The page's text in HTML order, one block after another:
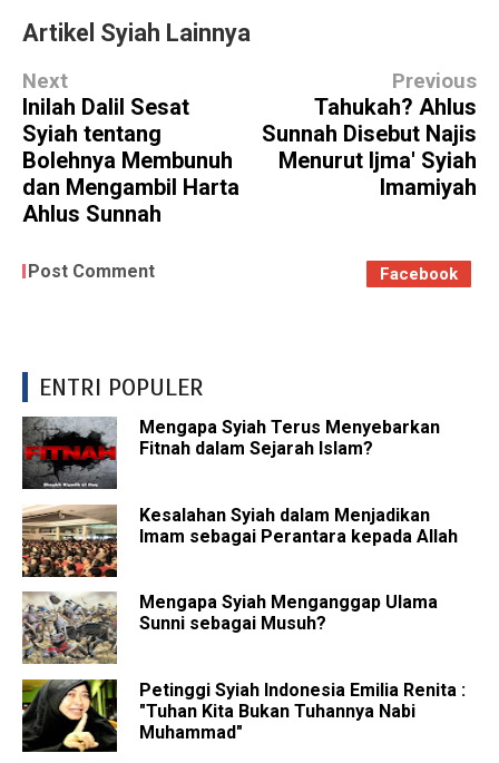
Artikel Syiah Lainnya
Next
Inilah Dalil Sesat
Syiah tentang
Bolehnya Membunuh
dan Mengambil Harta
Ahlus Sunnah
Previous
Tahukah? Ahlus
Sunnah Disebut Najis
Menurut Ijma' Syiah
Imamiyah
Post Comment Facebook
ENTRI POPULER
Mengapa Syiah Terus Menyebarkan
Fitnah dalam Sejarah Islam?
Kesalahan Syiah dalam Menjadikan
Imam sebagai Perantara kepada Allah
Mengapa Syiah Menganggap Ulama
Sunni sebagai Musuh?
Petinggi Syiah Indonesia Emilia Renita :
"Tuhan Kita Bukan Tuhannya Nabi
Muhammad"